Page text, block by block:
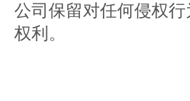
公司保留对任何侵权
权利。